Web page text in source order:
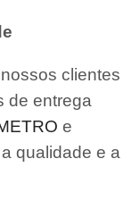
clientes
de entrega
e
qualidade e a